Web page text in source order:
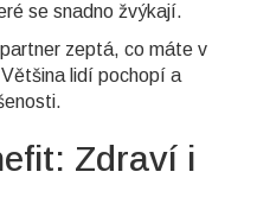
se snadno žvýkají.
zeptá, co máte v
lidí pochopí a
Zdraví i